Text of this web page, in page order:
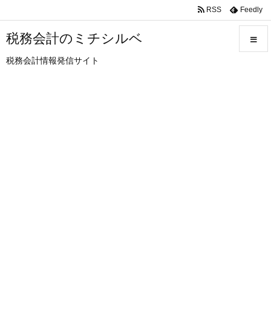
税務会計のミチシルベ
税務会計情報発信サイト
RSS Feedly